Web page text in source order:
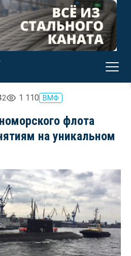
1 110 ВМФ
флота
на уникальном